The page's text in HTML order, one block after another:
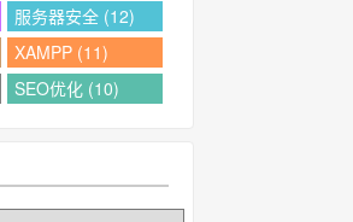
服务器安全 (12)
XAMPP (11)
SEO优化 (10)